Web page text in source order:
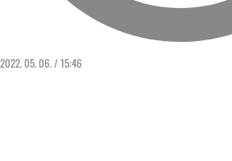
2022. 05. 06. / 15:46